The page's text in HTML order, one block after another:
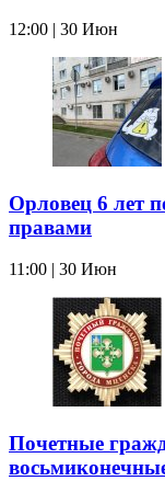
12:00 | 30 Июн
Орловец 6 лет
правами
11:00 | 30 Июн
Почетные